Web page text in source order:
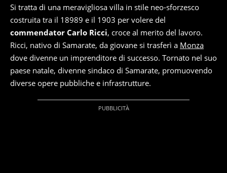
Si tratta di una meravigliosa villa in stile neo-sforzesco
costruita tra il 18989 e il 1903 per volere del
commendator Carlo Ricci, croce al merito del lavoro.
Ricci, nativo di Samarate, da giovane si trasferì a Monza
dove divenne un imprenditore di successo. Tornato nel suo
paese natale, divenne sindaco di Samarate, promuovendo
diverse opere pubbliche e infrastrutture.